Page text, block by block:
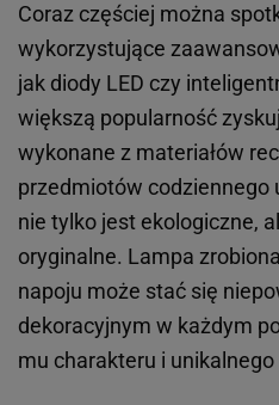
Coraz częściej można
wykorzystujące
jak diody LED czy
większą popularność
wykonane z materiałów
przedmiotów codziennego
nie tylko jest ekologiczne,
oryginalne. Lampa
napoju może stać się
dekoracyjnym w każdym
mu charakteru i unikalnego